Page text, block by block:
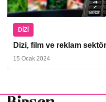
DIZI
Dizi, film ve reklam
15 Ocak 2024